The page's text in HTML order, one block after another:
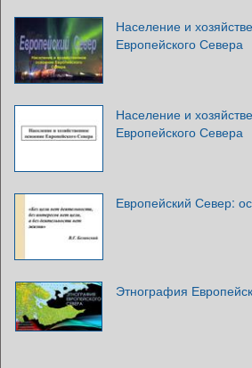
Население и
Европейского Севера
Население и
Европейского Севера
Европейский Север:
Этнография